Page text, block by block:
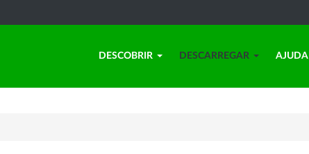
DESCOBRIR DESCARREGAR AJUDA